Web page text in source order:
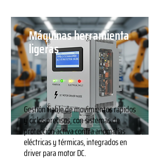
Máquinas herramienta
ligeras
Gestión fiable de movimientos rápidos
y ciclos precisos, con sistemas de
protección activa contra anomalías
eléctricas y térmicas, integrados en
driver para motor DC.